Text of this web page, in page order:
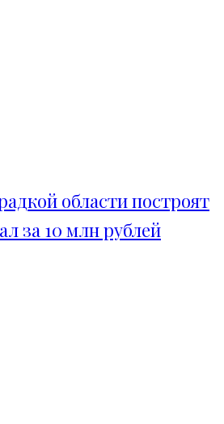
области построят
за 10 млн рублей